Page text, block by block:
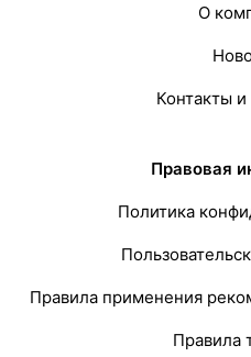
О
Контакты
Правовая
Политика
Правила применения
Правила